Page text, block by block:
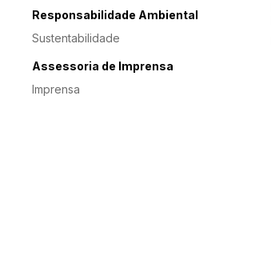
Responsabilidade Ambiental
Sustentabilidade
Assessoria de Imprensa
Imprensa